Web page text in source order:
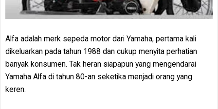
Alfa adalah merk sepeda motor dari Yamaha, pertama kali
dikeluarkan pada tahun 1988 dan cukup menyita perhatian
banyak konsumen. Tak heran siapapun yang mengendarai
Yamaha Alfa di tahun 80-an seketika menjadi orang yang
keren.